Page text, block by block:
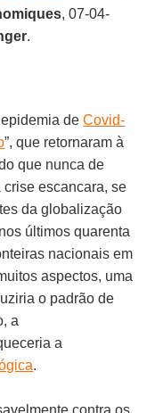
, 07-04-
.
epidemia deCovid-
”, que retornaram à
que nunca de
crise escancara, se
da globalização
últimos quarenta
nacionais em
aspectos, uma
o padrão de
a
a
.
contra os